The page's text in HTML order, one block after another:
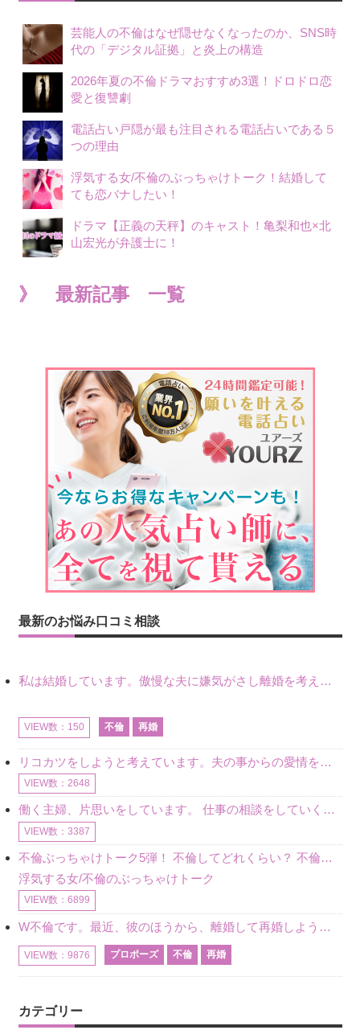
芸能人の不倫はなぜ隠せなくなったのか、SNS時
代の「デジタル証拠」と炎上の構造
2026年夏の不倫ドラマおすすめ3選！ドロドロ恋
愛と復讐劇
電話占い戸隠が最も注目される電話占いである５
つの理由
浮気する女/不倫のぶっちゃけトーク！結婚して
ても恋バナしたい！
ドラマ【正義の天秤】のキャスト！亀梨和也×北
山宏光が弁護士に！
》 最新記事 一覧
最新のお悩み口コミ相談
私は結婚しています。傲慢な夫に嫌気がさし離婚を考えていたときに、彼と出会いました。彼には恋人がいましたが、話をするうちに、夫とのことを相談するようにな
VIEW数：150 不倫 再婚
リコカツをしようと考えています。夫の事からの愛情を全く感じません。子供がいるので、子供が成長するまではと我慢しています。 まず、お金が必要だと考え、仕事の量も増やしました。ところが、夫は働かず、結局は
VIEW数：2648
働く主婦、片思いをしています。 仕事の相談をしていくうちに、彼のことを好きになりました。私には夫も子供もいます。不倫をしているわけでもなく、もちろん、この気持ちは誰にも話していません。 ラインをする関
VIEW数：3387
不倫ぶっちゃけトーク5弾！ 不倫してどれくらい？ 不倫のあれこれを、なんでもどうぞ♪♪
浮気する女/不倫のぶっちゃけトーク
VIEW数：6899
W不倫です。最近、彼のほうから、離婚して再婚しよう、と言ってきました。ハッキリいうと、そこまでは考えていませんでした。彼を好きな気持ちはあるし、彼なしの生活は考えられません。だけど、離婚して再婚すると
VIEW数：9876 プロポーズ 不倫 再婚
カテゴリー